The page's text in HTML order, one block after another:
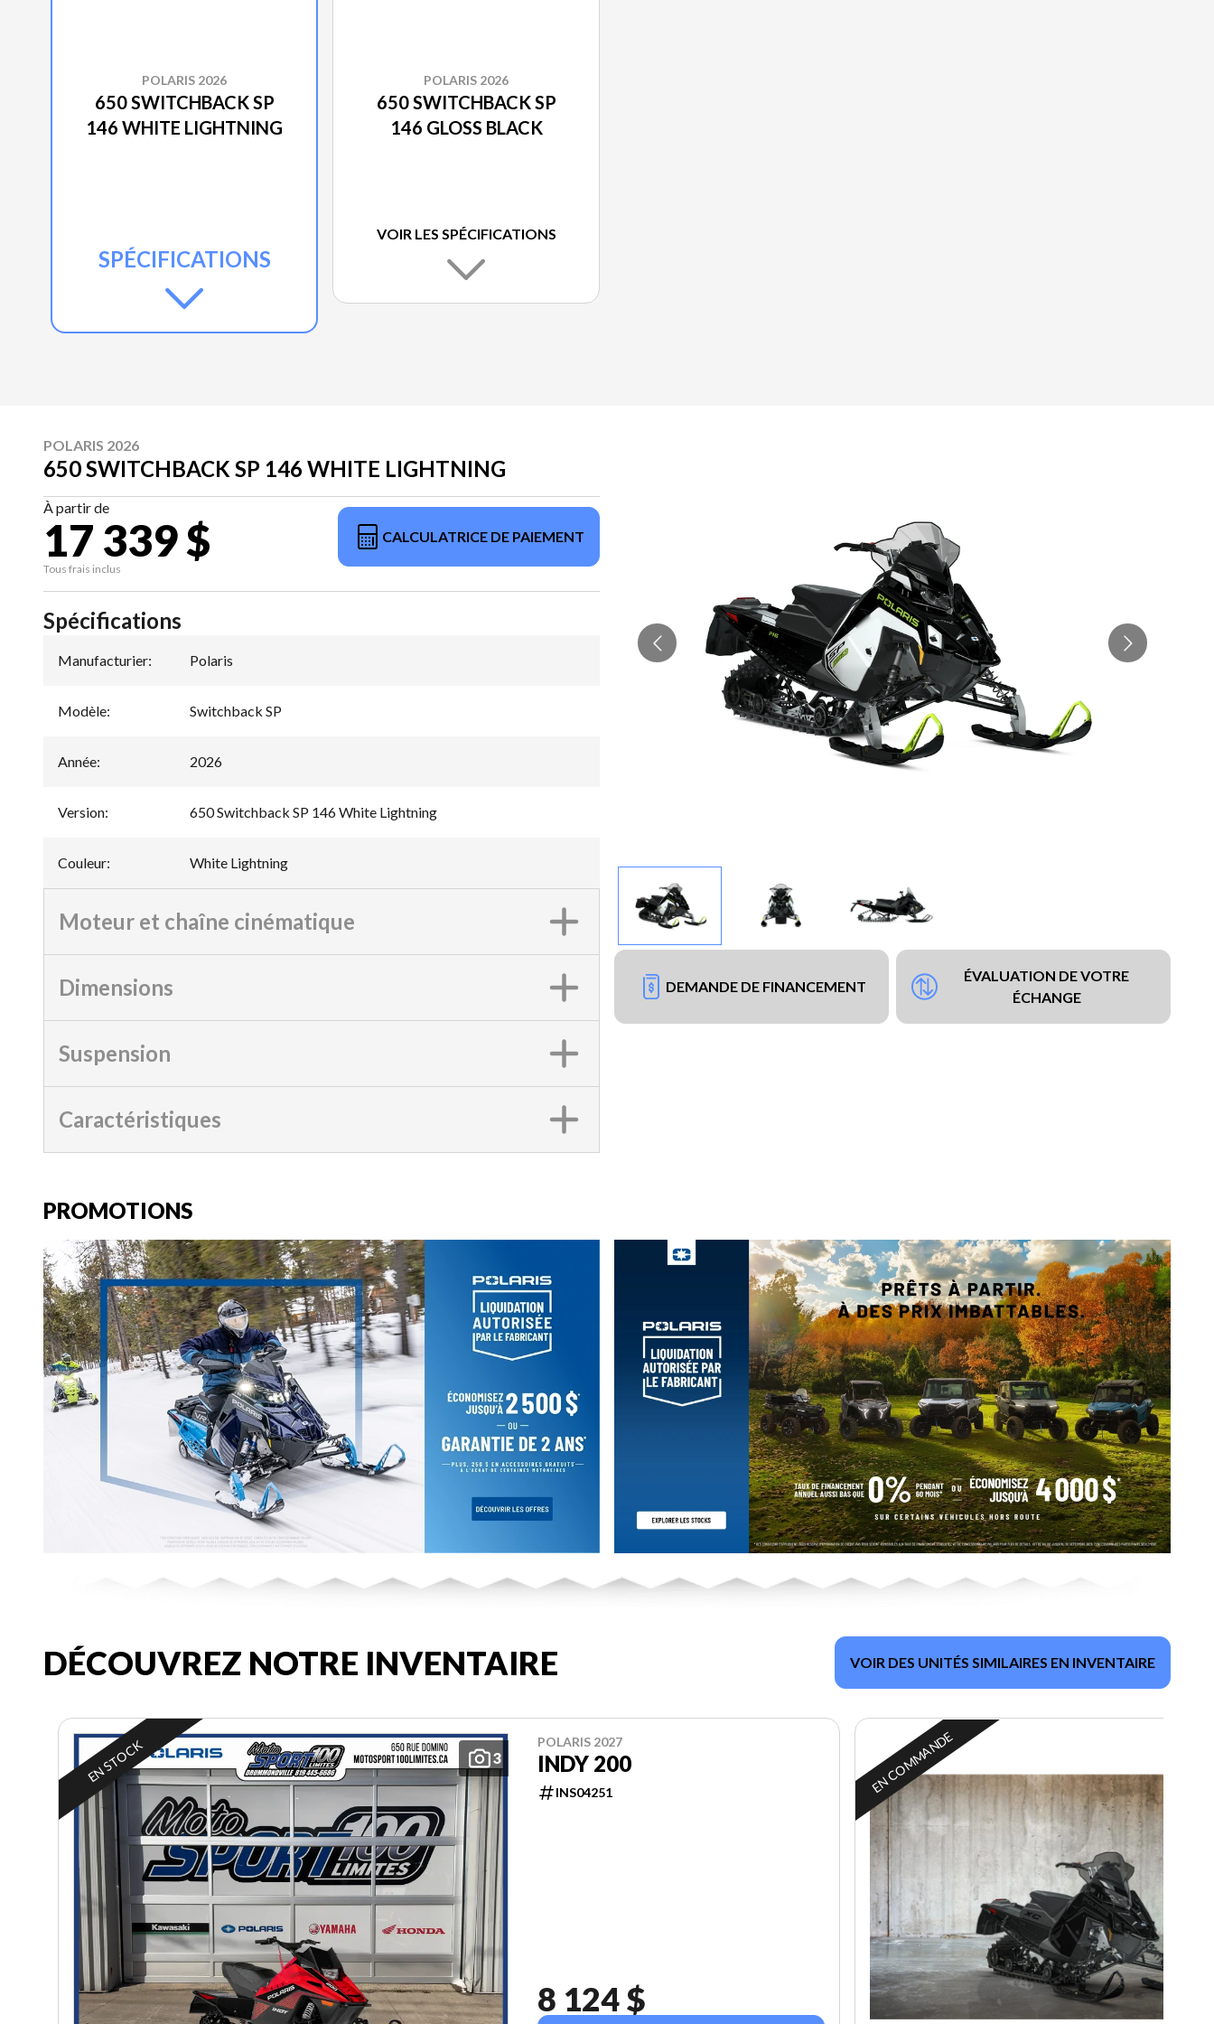
POLARIS 2026
650 SWITCHBACK SP
146 WHITE LIGHTNING
SPÉCIFICATIONS
POLARIS 2026
650 SWITCHBACK SP
146 GLOSS BLACK
VOIR LES SPÉCIFICATIONS
POLARIS 2026
650 SWITCHBACK SP 146 WHITE LIGHTNING
À partir de
17 339 $
Tous frais inclus
CALCULATRICE DE PAIEMENT
DEMANDE DE FINANCEMENT
ÉVALUATION DE VOTRE
ÉCHANGE
Spécifications
Manufacturier: Polaris
Modèle: Switchback SP
Année: 2026
Version: 650 Switchback SP 146 White Lightning
Couleur: White Lightning
Moteur et chaîne cinématique
Dimensions
Suspension
Caractéristiques
PROMOTIONS
DÉCOUVREZ NOTRE INVENTAIRE VOIR DES UNITÉS SIMILAIRES EN INVENTAIRE
3
EN STOCK POLARIS 2027
INDY 200
INS04251
8 124 $
EN COMMANDE